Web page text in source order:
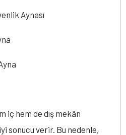
Aynası
iç hem de dış mekân
sonucu verir. Bu nedenle,